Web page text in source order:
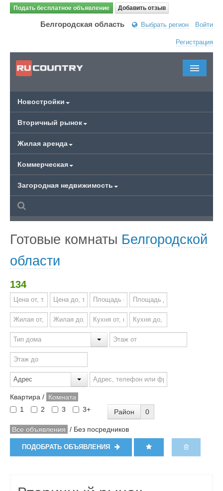
Подать бесплатное объявление Добавить отзыв
Белгородская область Выбрать регион Войти
Регистрация
Новостройки
Вторичный рынок
Жилая аренда
Коммерческая
Загородная недвижимость
Готовые комнаты Белгородской
области
134
Квартира / Комната
1
2 3 3+ Район 0
Все объявления / Без посредников
ПОДОБРАТЬ ОБЪЯВЛЕНИЯ